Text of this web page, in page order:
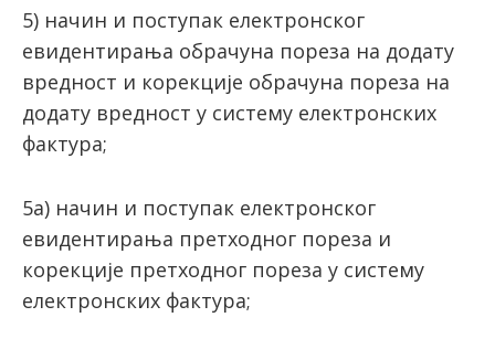
5) начин и поступак електронског
евидентирања обрачуна пореза на додату
вредност и корекције обрачуна пореза на
додату вредност у систему електронских
фактура;
5а) начин и поступак електронског
евидентирања претходног пореза и
корекције претходног пореза у систему
електронских фактура;